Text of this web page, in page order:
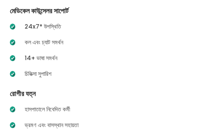
মেডিকেল কাউন্সেলর সাপোর্ট
24x7* উপস্থিতি
কল এবং চ্যাট সমর্থন
14+ ভাষা সমর্থন
চিকিত্সা সুপারিশ
রোগীর যত্ন
হাসপাতালে নিবেদিত কর্মী
ভ্রমণ এবং বাসস্থান সহায়তা